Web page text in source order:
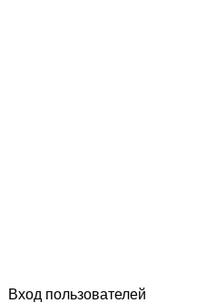
Вход пользователей